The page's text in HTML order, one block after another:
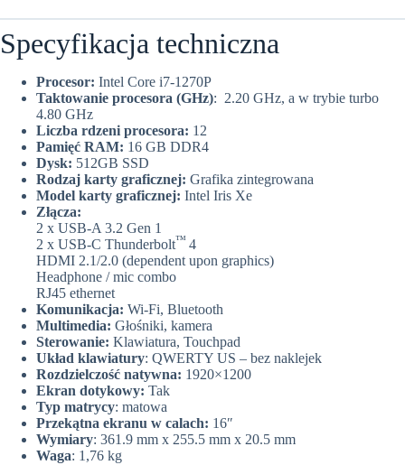
Specyfikacja techniczna
Procesor: Intel Core i7-1270P
Taktowanie procesora (GHz): 2.20 GHz, a w trybie turbo
4.80 GHz
Liczba rdzeni procesora: 12
Pamięć RAM: 16 GB DDR4
Dysk: 512GB SSD
Rodzaj karty graficznej: Grafika zintegrowana
Model karty graficznej: Intel Iris Xe
Złącza:
2 x USB-A 3.2 Gen 1
2 x USB-C Thunderbolt™ 4
HDMI 2.1/2.0 (dependent upon graphics)
Headphone / mic combo
RJ45 ethernet
Komunikacja: Wi-Fi, Bluetooth
Multimedia: Głośniki, kamera
Sterowanie: Klawiatura, Touchpad
Układ klawiatury: QWERTY US – bez naklejek
Rozdzielczość natywna: 1920×1200
Ekran dotykowy: Tak
Typ matrycy: matowa
Przekątna ekranu w calach: 16″
Wymiary: 361.9 mm x 255.5 mm x 20.5 mm
Waga: 1,76 kg